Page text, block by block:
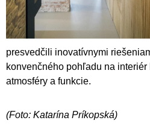
presvedčili inovatívnymi
konvenčného pohľadu na
atmosféry a funkcie.
(Foto: Katarína Príkopská)